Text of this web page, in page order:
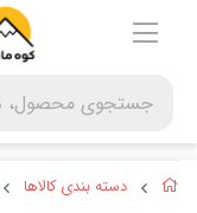
دسته بندی کالاها